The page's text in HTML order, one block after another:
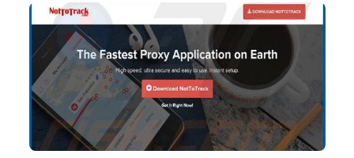
doświadczenia przeglądania, od przeszukiwania sieci